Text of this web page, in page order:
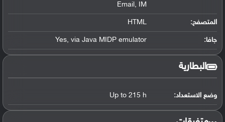
Email, IM
المتصفح: HTML
جافا: Yes, via Java MIDP emulator
البطارية
وضع الاستعداد: Up to 215 h